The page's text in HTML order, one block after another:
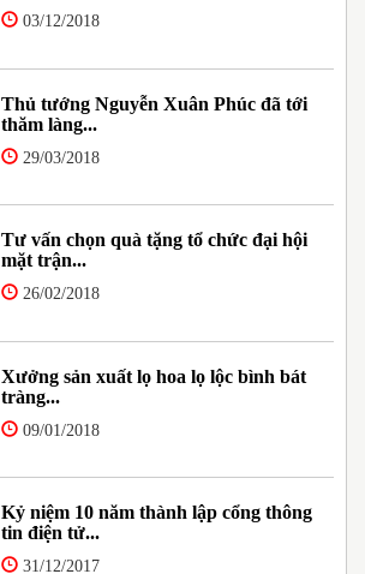
03/12/2018
Thủ tướng Nguyễn Xuân Phúc đã tới
thăm làng...
29/03/2018
Tư vấn chọn quà tặng tổ chức đại hội
mặt trận...
26/02/2018
Xưởng sản xuất lọ hoa lọ lộc bình bát
tràng...
09/01/2018
Kỷ niệm 10 năm thành lập cổng thông
tin điện tử...
31/12/2017